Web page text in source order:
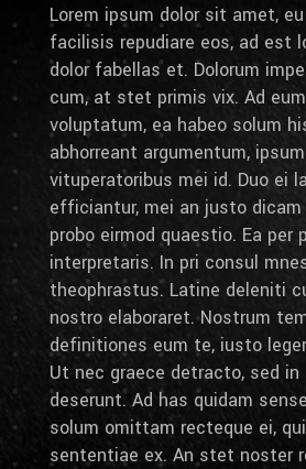
Lorem ipsum dolor sit amet,
facilisis repudiare eos, ad est
dolor fabellas et. Dolorum
cum, at stet primis vix. Ad
voluptatum, ea habeo solum
abhorreant argumentum,
vituperatoribus mei id. Duo ei
efficiantur, mei an justo
probo eirmod quaestio. Ea per
interpretaris. In pri consul
theophrastus. Latine deleniti
nostro elaboraret. Nostrum
definitiones eum te, iusto
Ut nec graece detracto, sed in
deserunt. Ad has quidam
solum omittam recteque ei,
sententiae ex. An stet noster